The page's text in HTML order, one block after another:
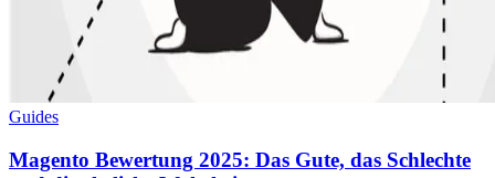
Guides
Magento Bewertung 2025: Das Gute, das Schlechte